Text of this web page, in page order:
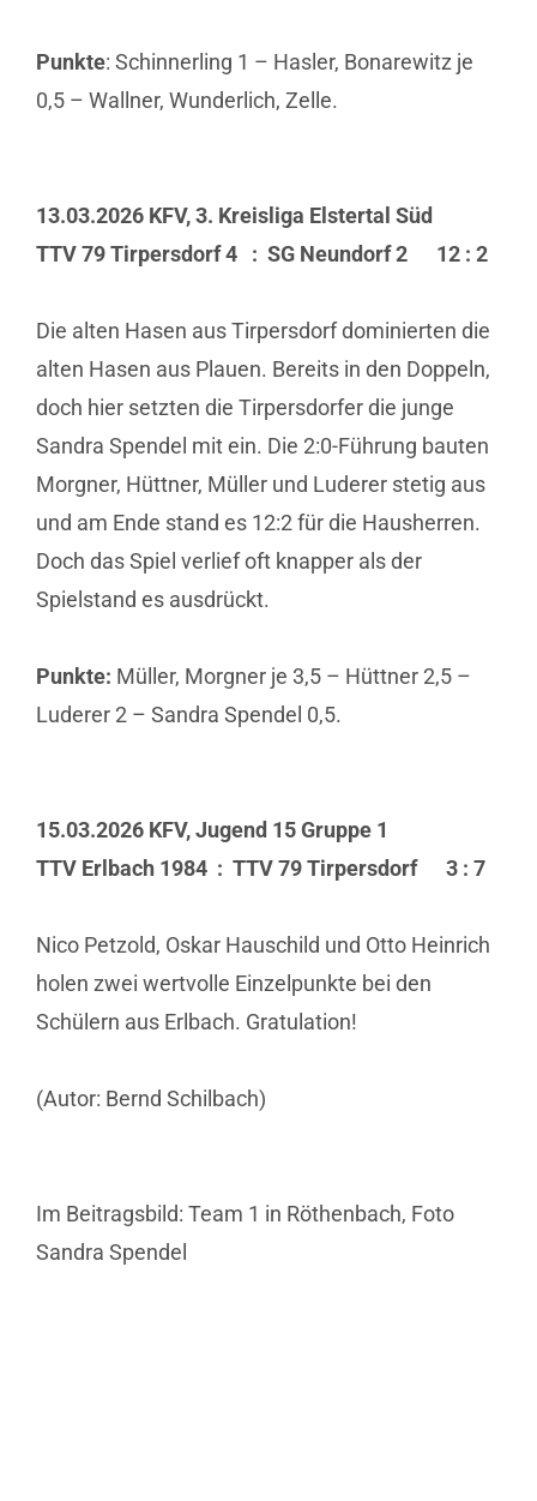
Punkte: Schinnerling 1 – Hasler, Bonarewitz je
0,5 – Wallner, Wunderlich, Zelle.
13.03.2026 KFV, 3. Kreisliga Elstertal Süd
TTV 79 Tirpersdorf 4 : SG Neundorf 2 12 : 2
Die alten Hasen aus Tirpersdorf dominierten die
alten Hasen aus Plauen. Bereits in den Doppeln,
doch hier setzten die Tirpersdorfer die junge
Sandra Spendel mit ein. Die 2:0-Führung bauten
Morgner, Hüttner, Müller und Luderer stetig aus
und am Ende stand es 12:2 für die Hausherren.
Doch das Spiel verlief oft knapper als der
Spielstand es ausdrückt.
Punkte: Müller, Morgner je 3,5 – Hüttner 2,5 –
Luderer 2 – Sandra Spendel 0,5.
15.03.2026 KFV, Jugend 15 Gruppe 1
TTV Erlbach 1984 : TTV 79 Tirpersdorf 3 : 7
Nico Petzold, Oskar Hauschild und Otto Heinrich
holen zwei wertvolle Einzelpunkte bei den
Schülern aus Erlbach. Gratulation!
(Autor: Bernd Schilbach)
Im Beitragsbild: Team 1 in Röthenbach, Foto
Sandra Spendel